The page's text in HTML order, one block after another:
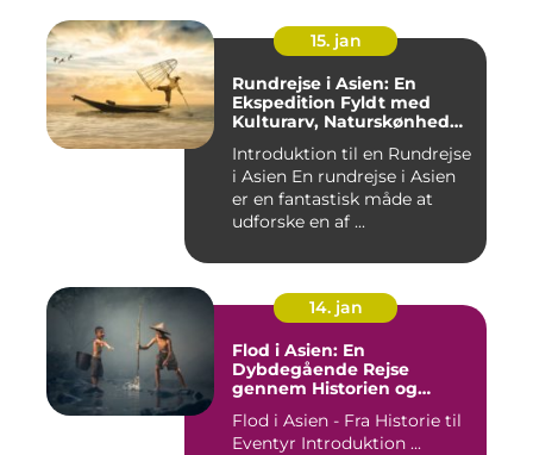
15. jan
Rundrejse i Asien: En
Ekspedition Fyldt med
Kulturarv, Naturskønhed
Introduktion til en Rundrejse
i Asien En rundrejse i Asien
er en fantastisk måde at
udforske en af ...
14. jan
Flod i Asien: En
Dybdegående Rejse
gennem Historien og
Flod i Asien - Fra Historie til
Eventyr Introduktion ...